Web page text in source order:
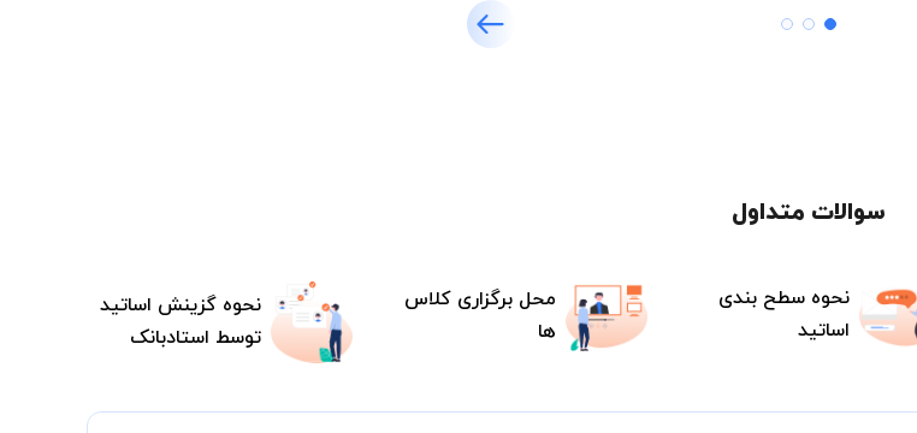
سوالات متداول
نحوه سطح بندی
اساتید
محل برگزاری کلاس
ها
نحوه گزینش اساتید
توسط استادبانک